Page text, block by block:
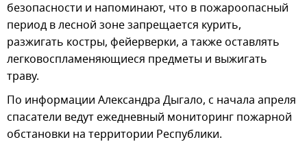
безопасности и напоминают, что в пожароопасный
период в лесной зоне запрещается курить,
разжигать костры, фейерверки, а также оставлять
легковоспламеняющиеся предметы и выжигать
траву.
По информации Александра Дыгало, с начала апреля
спасатели ведут ежедневный мониторинг пожарной
обстановки на территории Республики.